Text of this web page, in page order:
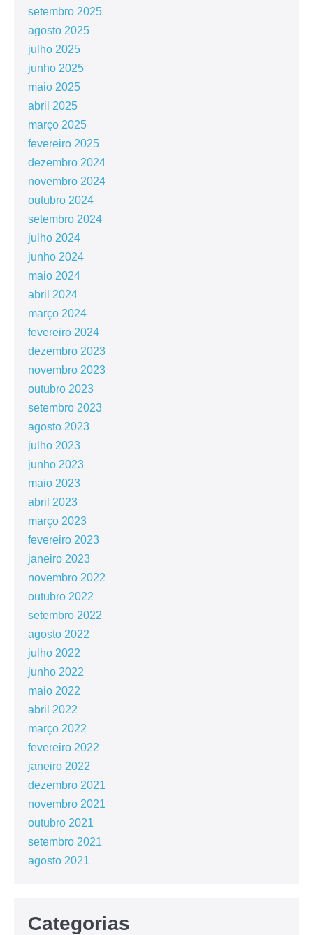
setembro 2025
agosto 2025
julho 2025
junho 2025
maio 2025
abril 2025
março 2025
fevereiro 2025
dezembro 2024
novembro 2024
outubro 2024
setembro 2024
julho 2024
junho 2024
maio 2024
abril 2024
março 2024
fevereiro 2024
dezembro 2023
novembro 2023
outubro 2023
setembro 2023
agosto 2023
julho 2023
junho 2023
maio 2023
abril 2023
março 2023
fevereiro 2023
janeiro 2023
novembro 2022
outubro 2022
setembro 2022
agosto 2022
julho 2022
junho 2022
maio 2022
abril 2022
março 2022
fevereiro 2022
janeiro 2022
dezembro 2021
novembro 2021
outubro 2021
setembro 2021
agosto 2021
Categorias